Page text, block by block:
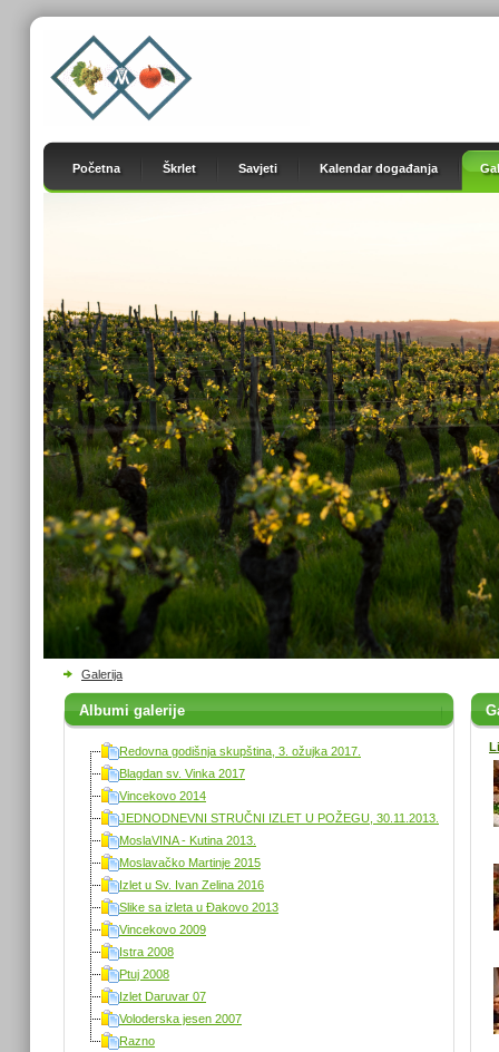
Početna Škrlet Savjeti Kalendar događanja
Galerija
Albumi galerije
Redovna godišnja skupština, 3. ožujka 2017.
Blagdan sv. Vinka 2017
Vincekovo 2014
JEDNODNEVNI STRUČNI IZLET U POŽEGU, 30.11.2013.
MoslaVINA - Kutina 2013.
Moslavačko Martinje 2015
Izlet u Sv. Ivan Zelina 2016
Slike sa izleta u Đakovo 2013
Vincekovo 2009
Istra 2008
Ptuj 2008
Izlet Daruvar 07
Voloderska jesen 2007
Razno